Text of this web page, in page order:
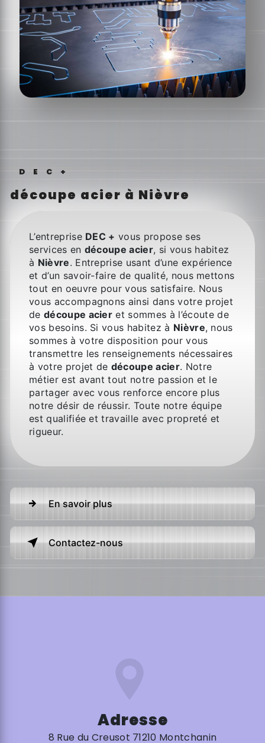
DEC+
découpe acier à Nièvre
L’entreprise DEC + vous propose ses
services en découpe acier, si vous habitez
à Nièvre. Entreprise usant d’une expérience
et d’un savoir-faire de qualité, nous mettons
tout en oeuvre pour vous satisfaire. Nous
vous accompagnons ainsi dans votre projet
de découpe acier et sommes à l’écoute de
vos besoins. Si vous habitez à Nièvre, nous
sommes à votre disposition pour vous
transmettre les renseignements nécessaires
à votre projet de découpe acier. Notre
métier est avant tout notre passion et le
partager avec vous renforce encore plus
notre désir de réussir. Toute notre équipe
est qualifiée et travaille avec propreté et
rigueur.
En savoir plus
Contactez-nous
Adresse
8 Rue du Creusot 71210 Montchanin